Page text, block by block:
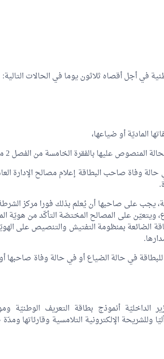
في أجل أقصاه ثلاثون يوما في الحالات التالية:
الماديّة أو ضياعها،
عليها بالفقرة الخامسة من الفصل 2 من هذا القانون.
حالة وفاة صاحب البطاقة إعلام مصالح الإدارة
يجب على صاحبها أن يُعلم بذلك فورا مركز
ويتعيّن على المصالح المختصّة التأكّد من هويّة
الضائعة بمنظومة التفتيش والتنصيص على
في حالة الضياع أو في حالة وفاة صاحبها
أنموذج بطاقة التعريف الوطنيّة
وللشريحة الإلكترونية التلامسية وقارئاتها